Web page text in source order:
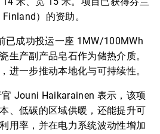
）的资助。
已成功投运一座 1MW/100MWh
生产副产品皂石作为储热介质。
进一步推动本地化与可持续性。
Jouni Haikarainen 表示，该项
、低碳的区域供暖，还能提升可
用率，并在电力系统波动性增加